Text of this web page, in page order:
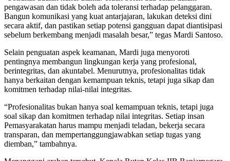
pengawasan dan tidak boleh ada toleransi terhadap pelanggaran.
Bangun komunikasi yang kuat antarjajaran, lakukan deteksi dini
secara aktif, dan pastikan setiap potensi gangguan dapat diantisipasi
sebelum berkembang menjadi masalah besar,” tegas Mardi Santoso.
Selain penguatan aspek keamanan, Mardi juga menyoroti
pentingnya membangun lingkungan kerja yang profesional,
berintegritas, dan akuntabel. Menurutnya, profesionalitas tidak
hanya berkaitan dengan kemampuan teknis, tetapi juga sikap dan
komitmen terhadap nilai-nilai integritas.
“Profesionalitas bukan hanya soal kemampuan teknis, tetapi juga
soal sikap dan komitmen terhadap nilai integritas. Setiap insan
Pemasyarakatan harus mampu menjadi teladan, bekerja secara
transparan, dan mempertanggungjawabkan setiap tugas yang
diemban,” tambahnya.